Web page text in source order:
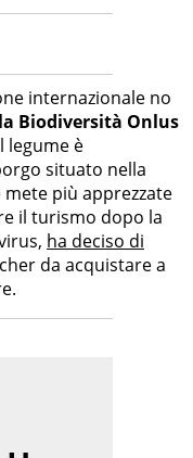
internazionale no
Biodiversità Onlus
legume è
situato nella
più apprezzate
il turismo dopo la
ha deciso di
da acquistare a